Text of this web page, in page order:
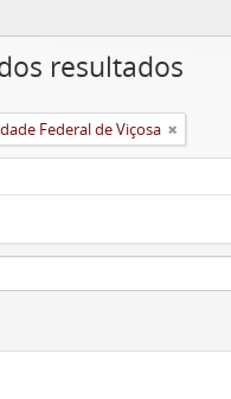
resultados
Federal de Viçosa